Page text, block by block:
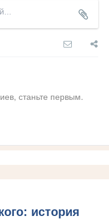
станьте первым.
история